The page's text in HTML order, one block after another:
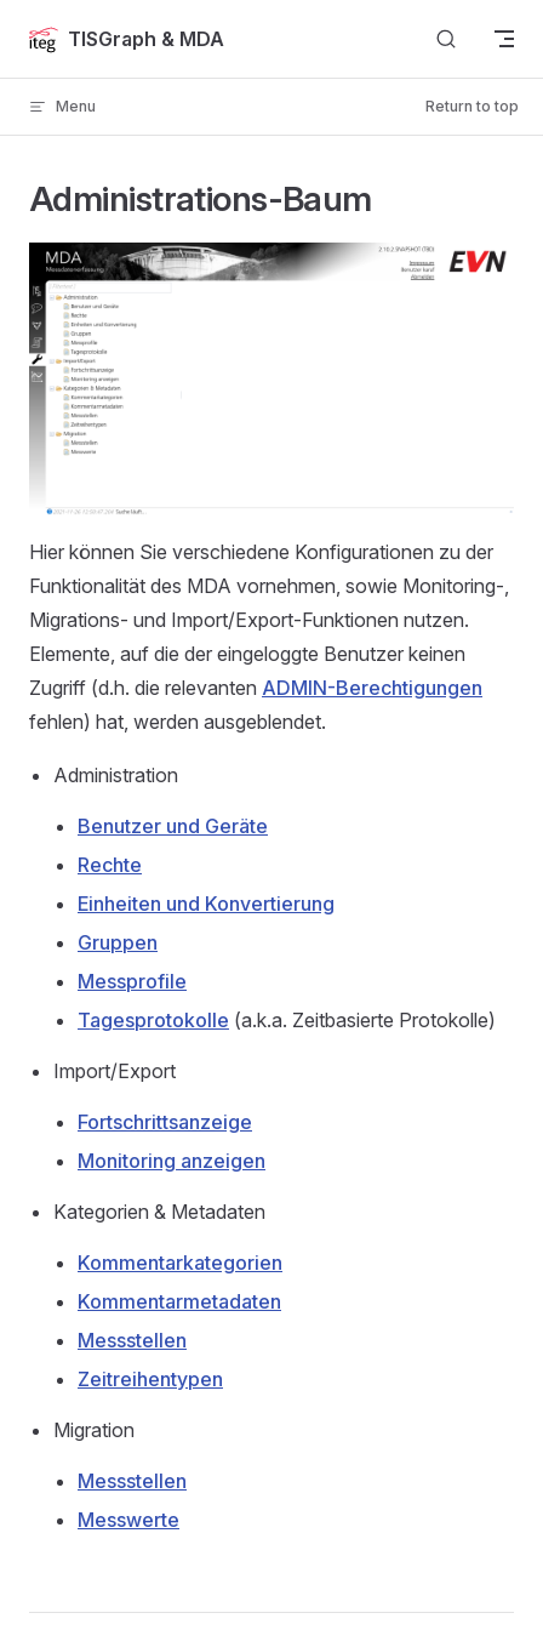
Skip to content
TISGraph & MDA
Menu Return to top
Administrations-Baum
Hier können Sie verschiedene Konfigurationen zu der
Funktionalität des MDA vornehmen, sowie Monitoring-,
Migrations- und Import/Export-Funktionen nutzen.
Elemente, auf die der eingeloggte Benutzer keinen
Zugriff (d.h. die relevanten ADMIN-Berechtigungen
fehlen) hat, werden ausgeblendet.
Administration
Benutzer und Geräte
Rechte
Einheiten und Konvertierung
Gruppen
Messprofile
Tagesprotokolle (a.k.a. Zeitbasierte Protokolle)
Import/Export
Fortschrittsanzeige
Monitoring anzeigen
Kategorien & Metadaten
Kommentarkategorien
Kommentarmetadaten
Messstellen
Zeitreihentypen
Migration
Messstellen
Messwerte